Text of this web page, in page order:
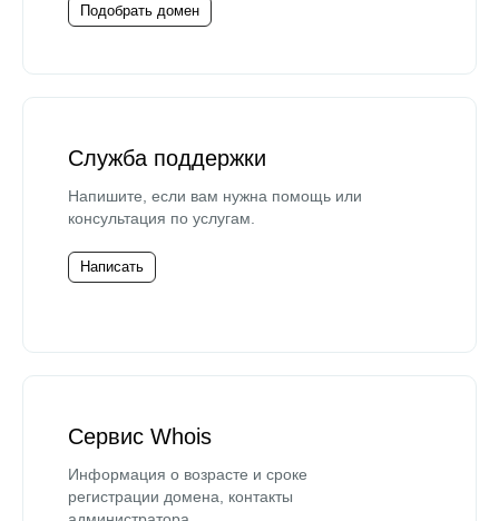
Подобрать домен
Служба поддержки
Напишите, если вам нужна помощь или
консультация по услугам.
Написать
Сервис Whois
Информация о возрасте и сроке
регистрации домена, контакты